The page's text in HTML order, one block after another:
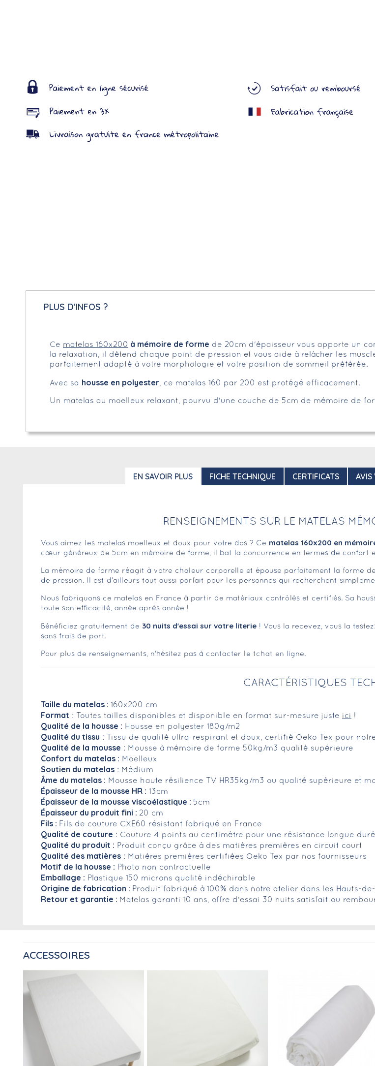
PLUS D’INFOS ?
Ce matelas 160x200 à mémoire de forme de 20cm d'épaisseur vous apporte un
la relaxation, il détend chaque point de pression et vous aide à relâcher les
parfaitement adapté à votre morphologie et votre position de sommeil préférée.
Avec sa housse en polyester, ce matelas 160 par 200 est protégé efficacement.
Un matelas au moelleux relaxant, pourvu d'une couche de 5cm de mémoire de
EN SAVOIR PLUS FICHE TECHNIQUE CERTIFICATS AVIS
RENSEIGNEMENTS SUR LE MATELAS
Vous aimez les matelas moelleux et doux pour votre dos ? Ce matelas 160x200 en
cœur généreux de 5cm en mémoire de forme, il bat la concurrence en termes de confort
La mémoire de forme réagit à votre chaleur corporelle et épouse parfaitement la forme
de pression. Il est d'ailleurs tout aussi parfait pour les personnes qui recherchent
Nous fabriquons ce matelas en France à partir de matériaux contrôlés et certifiés. Sa
toute son efficacité, année après année !
Bénéficiez gratuitement de 30 nuits d'essai sur votre literie ! Vous la recevez, vous la
sans frais de port.
Pour plus de renseignements, n'hésitez pas à contacter le tchat en ligne.
CARACTÉRISTIQUES
Taille du matelas : 160x200 cm
Format : Toutes tailles disponibles et disponible en format sur-mesure juste ici !
Qualité de la housse : Housse en polyester 180g/m2
Qualité du tissu : Tissu de qualité ultra-respirant et doux, certifié Oeko Tex pour
Qualité de la mousse : Mousse à mémoire de forme 50kg/m3 qualité supérieure
Confort du matelas : Moelleux
Soutien du matelas : Médium
Âme du matelas : Mousse haute résilience TV HR35kg/m3 ou qualité supérieure et
Épaisseur de la mousse HR : 13cm
Épaisseur de la mousse viscoélastique : 5cm
Épaisseur du produit fini : 20 cm
Fils : Fils de couture CXE60 résistant fabriqué en France
Qualité de couture : Couture 4 points au centimètre pour une résistance longue
Qualité du produit : Produit conçu grâce à des matières premières en circuit court
Qualité des matières : Matières premières certifiées Oeko Tex par nos fournisseurs
Motif de la housse : Photo non contractuelle
Emballage : Plastique 150 microns qualité indéchirable
Origine de fabrication : Produit fabriqué à 100% dans notre atelier dans les Hauts-
Retour et garantie : Matelas garanti 10 ans, offre d'essai 30 nuits satisfait ou
ACCESSOIRES